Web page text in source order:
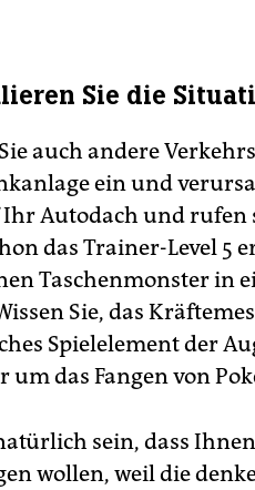
Sie die
auch andere
ein und
Autodach und rufen
das Trainer-Level
Taschenmonster in
Sie, das
Spielelement der
um das Fangen von
sein, dass
wollen, weil die